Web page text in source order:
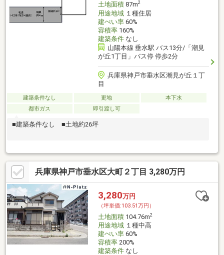
土地面積87m2
用途地域１種住居
建ぺい率60%
容積率160%
建築条件なし
山陽本線 垂水駅 バス13分/「潮見
が丘1丁目」バス停 停歩2分
兵庫県神戸市垂水区潮見が丘１丁
目
建築条件なし 更地
本下水
都市ガス
即引渡し可
■建築条件なし ■土地約26坪
兵庫県神戸市垂水区大町２丁目 3,280万円
3,280万円
（坪単価:103.51万円）
土地面積104.76m2
用途地域１種中高
建ぺい率60%
容積率200%
建築条件なし